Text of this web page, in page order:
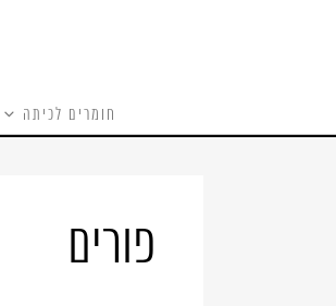
חומרים לכיתה
פורים